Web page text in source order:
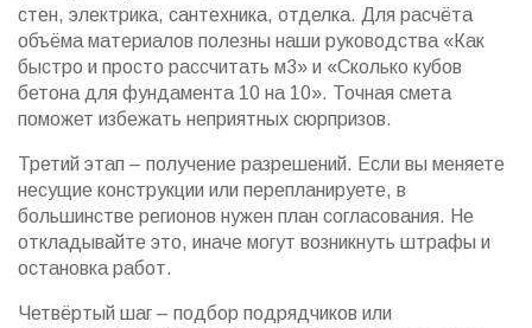
стен, электрика, сантехника, отделка. Для расчёта
объёма материалов полезны наши руководства «Как
быстро и просто рассчитать м3» и «Сколько кубов
бетона для фундамента 10 на 10». Точная смета
поможет избежать неприятных сюрпризов.
Третий этап – получение разрешений. Если вы меняете
несущие конструкции или перепланируете, в
большинстве регионов нужен план согласования. Не
откладывайте это, иначе могут возникнуть штрафы и
остановка работ.
Четвёртый шаг – подбор подрядчиков или